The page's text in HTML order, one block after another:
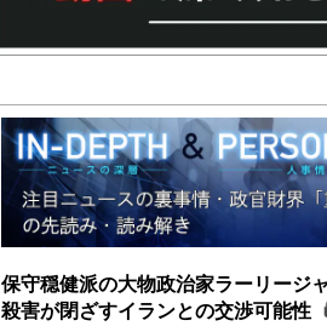
保守穏健派の大物政治家ラーリージ
殺害が閉ざすイランとの交渉可能性